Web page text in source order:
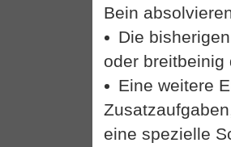
Bein
Die
oder breitbeinig
Eine weitere
eine spezielle